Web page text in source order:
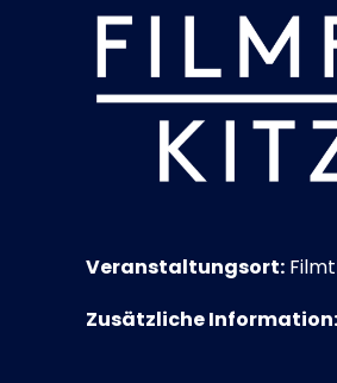
Veranstaltungsort:
Zusätzliche Information: